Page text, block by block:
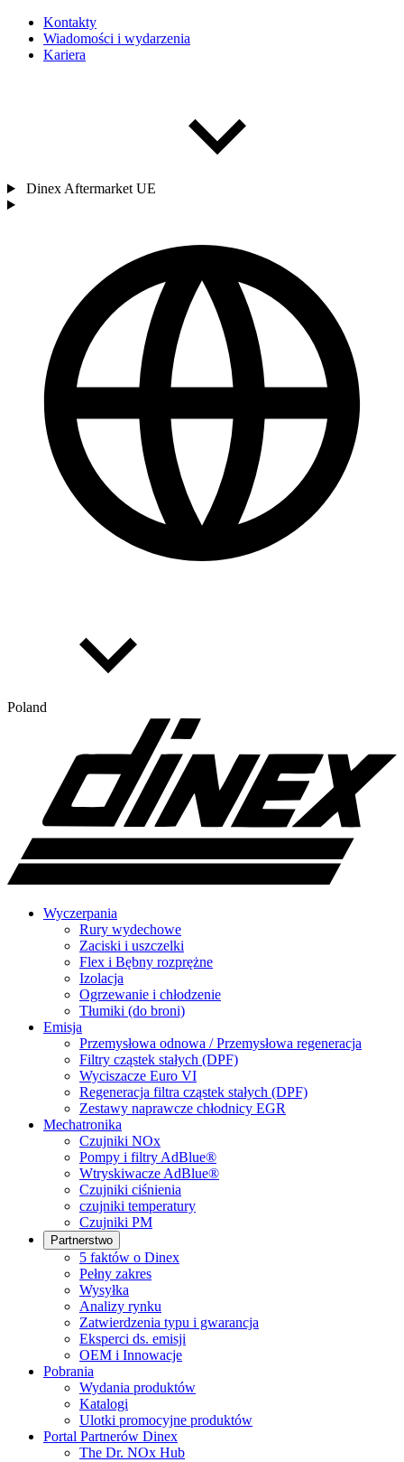
Kontakty
Wiadomości i wydarzenia
Kariera
Dinex Aftermarket UE
Poland
Wyczerpania
Rury wydechowe
Zaciski i uszczelki
Flex i Bębny rozprężne
Izolacja
Ogrzewanie i chłodzenie
Tłumiki (do broni)
Emisja
Przemysłowa odnowa / Przemysłowa regeneracja
Filtry cząstek stałych (DPF)
Wyciszacze Euro VI
Regeneracja filtra cząstek stałych (DPF)
Zestawy naprawcze chłodnicy EGR
Mechatronika
Czujniki NOx
Pompy i filtry AdBlue®
Wtryskiwacze AdBlue®
Czujniki ciśnienia
czujniki temperatury
Czujniki PM
Partnerstwo
5 faktów o Dinex
Pełny zakres
Wysyłka
Analizy rynku
Zatwierdzenia typu i gwarancja
Eksperci ds. emisji
OEM i Innowacje
Pobrania
Wydania produktów
Katalogi
Ulotki promocyjne produktów
Portal Partnerów Dinex
The Dr. NOx Hub